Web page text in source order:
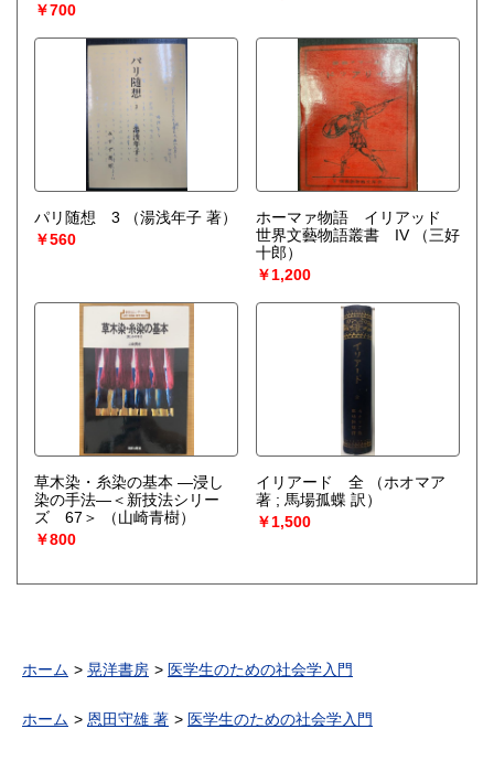
￥700
パリ随想 3
（湯浅年子 著）
￥560
ホーマァ物語 イリアッド
世界文藝物語叢書 IV
（三好
十郎）
￥1,200
草木染・糸染の基本 ―浸し
染の手法―＜新技法シリー
ズ 67＞
（山崎青樹）
￥800
イリアード 全
（ホオマア
著 ; 馬場孤蝶 訳）
￥1,500
ホーム 晃洋書房 医学生のための社会学入門
ホーム 恩田守雄 著 医学生のための社会学入門